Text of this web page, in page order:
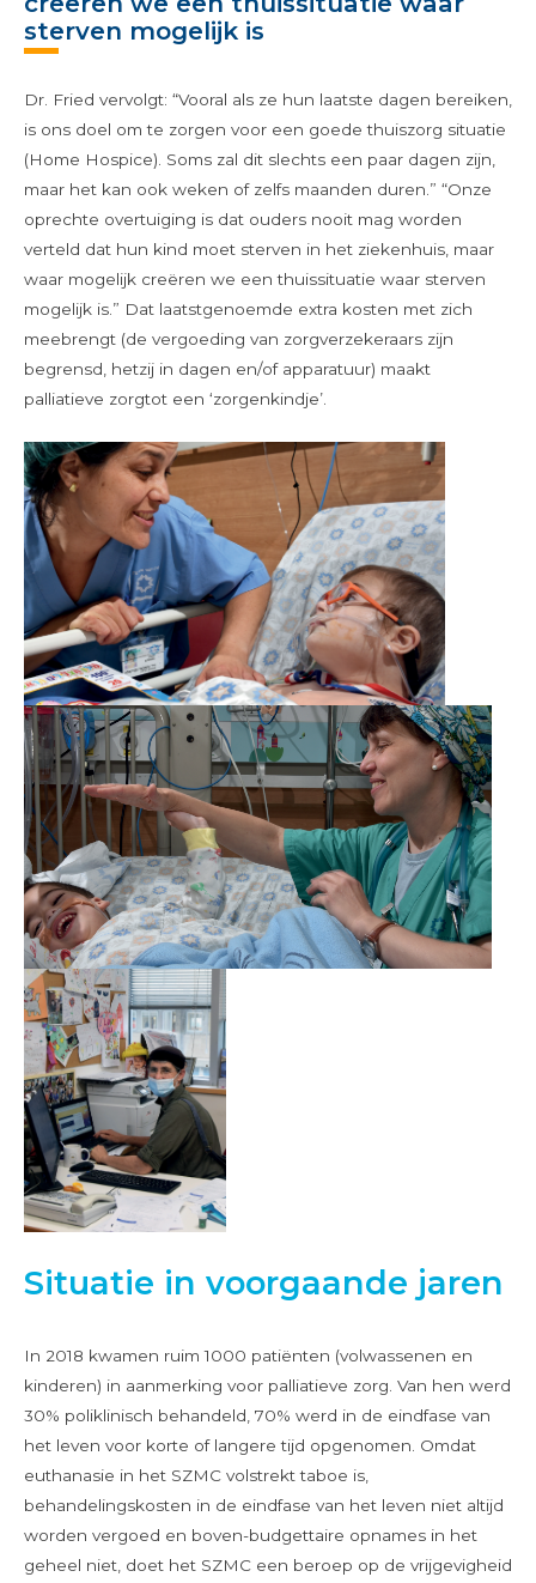
sterven mogelijk is
Dr. Fried vervolgt: “Vooral als ze hun laatste dagen bereiken,
is ons doel om te zorgen voor een goede thuiszorg situatie
(Home Hospice). Soms zal dit slechts een paar dagen zijn,
maar het kan ook weken of zelfs maanden duren.” “Onze
oprechte overtuiging is dat ouders nooit mag worden
verteld dat hun kind moet sterven in het ziekenhuis, maar
waar mogelijk creëren we een thuissituatie waar sterven
mogelijk is.” Dat laatstgenoemde extra kosten met zich
meebrengt (de vergoeding van zorgverzekeraars zijn
begrensd, hetzij in dagen en/of apparatuur) maakt
palliatieve zorgtot een ‘zorgenkindje’.
Situatie in voorgaande jaren
In 2018 kwamen ruim 1000 patiënten (volwassenen en
kinderen) in aanmerking voor palliatieve zorg. Van hen werd
30% poliklinisch behandeld, 70% werd in de eindfase van
het leven voor korte of langere tijd opgenomen. Omdat
euthanasie in het SZMC volstrekt taboe is,
behandelingskosten in de eindfase van het leven niet altijd
worden vergoed en boven-budgettaire opnames in het
geheel niet, doet het SZMC een beroep op de vrijgevigheid